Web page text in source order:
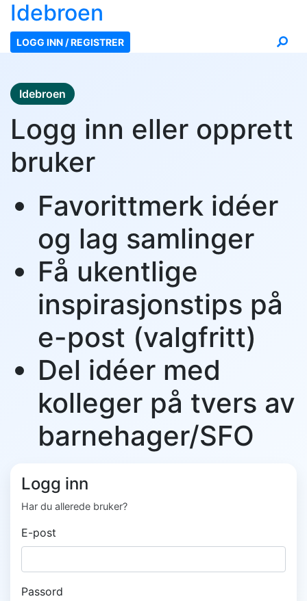
Idebroen
LOGG INN / REGISTRER
Idebroen
Logg inn eller opprett
bruker
Favorittmerk idéer
og lag samlinger
Få ukentlige
inspirasjonstips på
e-post (valgfritt)
Del idéer med
kolleger på tvers av
barnehager/SFO
Logg inn
Har du allerede bruker?
E-post
Passord